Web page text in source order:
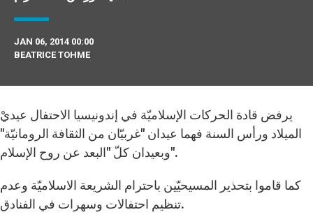
JAN 06, 2014 00:00
BEATRICE TOHME
يرفض قادة الحركات الإسلاميّة في إندونيسيا الاحتفال عيديْ
الميلاد ورأس السنة فهما عيدان "غربيّان من الثقافة الرومانيّة"
وبعيدان كلّ "البعد عن روح الإسلام".
كما قاموا بتحذير المسيحيّين باحترام الشريعة الاسلاميّة وعدم
تنظيم احتفالات وسهرات في الفنادق.